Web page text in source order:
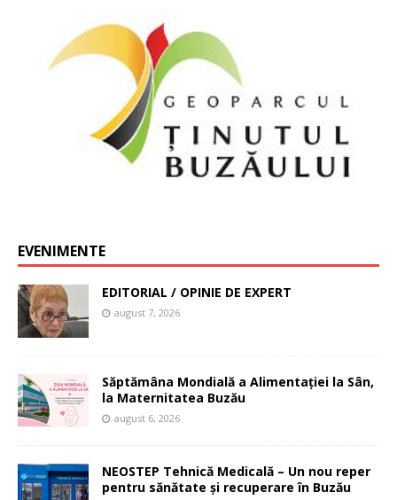
EVENIMENTE
EDITORIAL / OPINIE DE EXPERT
august 7, 2026
Săptămâna Mondială a Alimentației la Sân,
la Maternitatea Buzău
august 6, 2026
NEOSTEP Tehnică Medicală – Un nou reper
pentru sănătate și recuperare în Buzău